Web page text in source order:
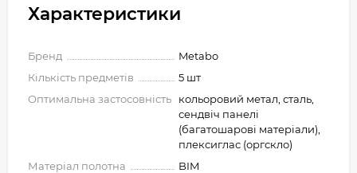
Характеристики
Бренд
Metabo
Кількість предметів
5 шт
Оптимальна застосовність
кольоровий метал, сталь,
сендвіч панелі
(багатошарові матеріали),
плексиглас (оргскло)
Матеріал полотна
BIM